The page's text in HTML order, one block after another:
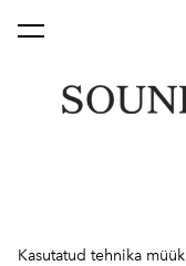
lisati ostukorvi.
Kasutatud tehnika müük